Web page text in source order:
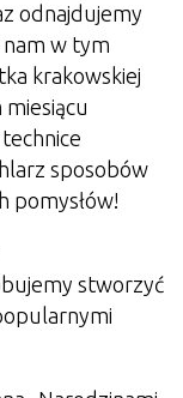
odnajdujemy
nam w tym
krakowskiej
sposobów
pomysłów!
stworzyć